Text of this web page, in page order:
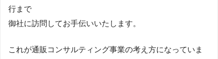
行まで
御社に訪問してお手伝いいたします。
これが通販コンサルティング事業の考え方になっていま